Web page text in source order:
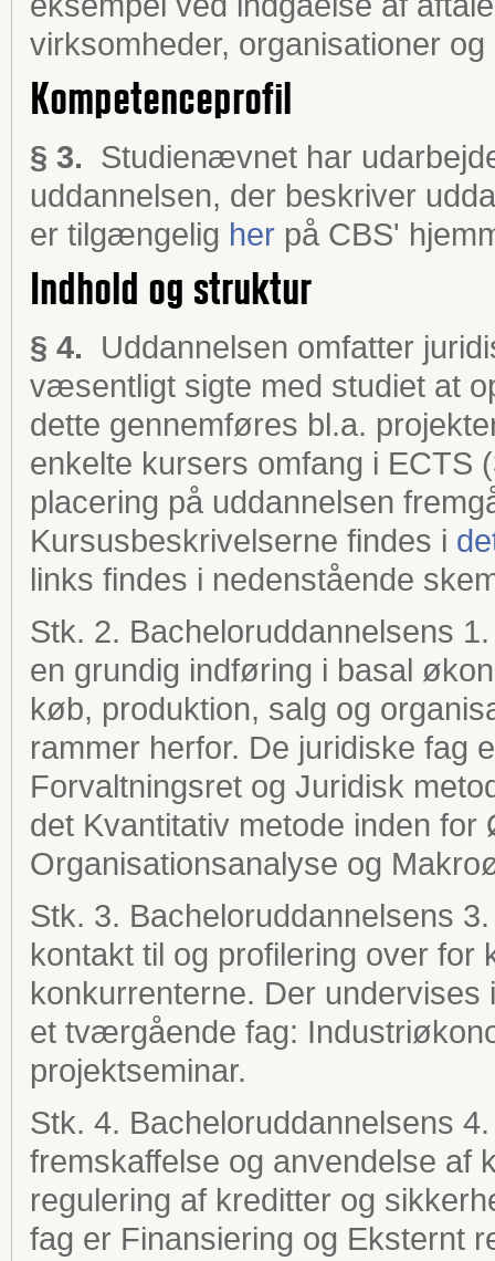
virksomheder, organisationer
Kompetenceprofil
§ 3. Studienævnet har
uddannelsen, der beskriver
er tilgængelig her på CBS'
Indhold og struktur
§ 4.
Uddannelsen omfatter
væsentligt sigte med studiet at
dette gennemføres bl.a.
enkelte kursers omfang i ECTS
placering på uddannelsen
Kursusbeskrivelserne findes i
links findes i nedenstående
Stk. 2. Bacheloruddannelsens
en grundig indføring i basal
køb, produktion, salg og
rammer herfor. De juridiske fag
Forvaltningsret og Juridisk
det Kvantitativ metode inden
Organisationsanalyse og
Stk. 3. Bacheloruddannelsens
kontakt til og profilering over for
konkurrenterne. Der
et tværgående fag:
projektseminar.
Stk. 4. Bacheloruddannelsens
fremskaffelse og anvendelse af
regulering af kreditter og
fag er Finansiering og Eksternt